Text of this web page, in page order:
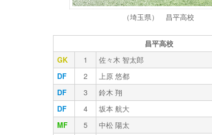
（埼玉県） 昌平高校
昌平高校
GK
1 佐々木 智太郎
DF
2 上原 悠都
DF
3 鈴木 翔
DF
4 坂本 航大
MF
5 中松 陽太